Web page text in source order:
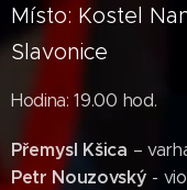
Místo: Kostel
Slavonice
Hodina: 19.00 hod.
Přemysl Kšica –
Petr Nouzovský -